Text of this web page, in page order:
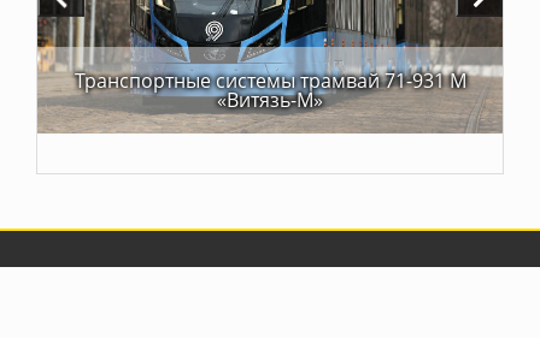
Транспортные системы трамвай 71-931 М
«Витязь-М»